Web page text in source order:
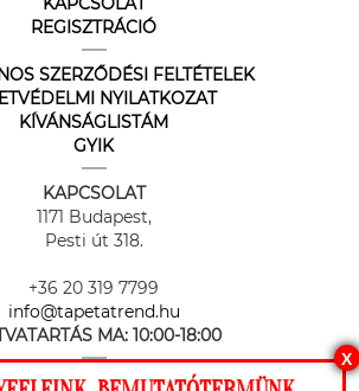
REGISZTRÁCIÓ
SZERZŐDÉSI FELTÉTELEK
NYILATKOZAT
KÍVÁNSÁGLISTÁM
GYIK
KAPCSOLAT
1171 Budapest,
Pesti út 318.
+36 20 319 7799
info@tapetatrend.hu
MA: 10:00-18:00
X